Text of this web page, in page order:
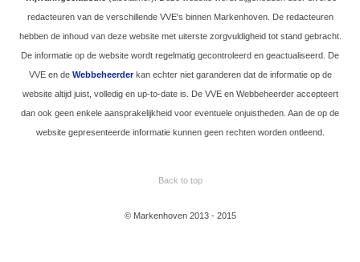
redacteuren van de verschillende VVE's binnen Markenhoven. De redacteuren
hebben de inhoud van deze website met uiterste zorgvuldigheid tot stand gebracht.
De informatie op de website wordt regelmatig gecontroleerd en geactualiseerd. De
VVE en de Webbeheerderkan echter niet garanderen dat de informatie op de
website altijd juist, volledig en up-to-date is. De VVE en Webbeheerder accepteert
dan ook geen enkele aansprakelijkheid voor eventuele onjuistheden. Aan de op de
website gepresenteerde informatie kunnen geen rechten worden ontleend.
Back to top
© Markenhoven 2013 - 2015